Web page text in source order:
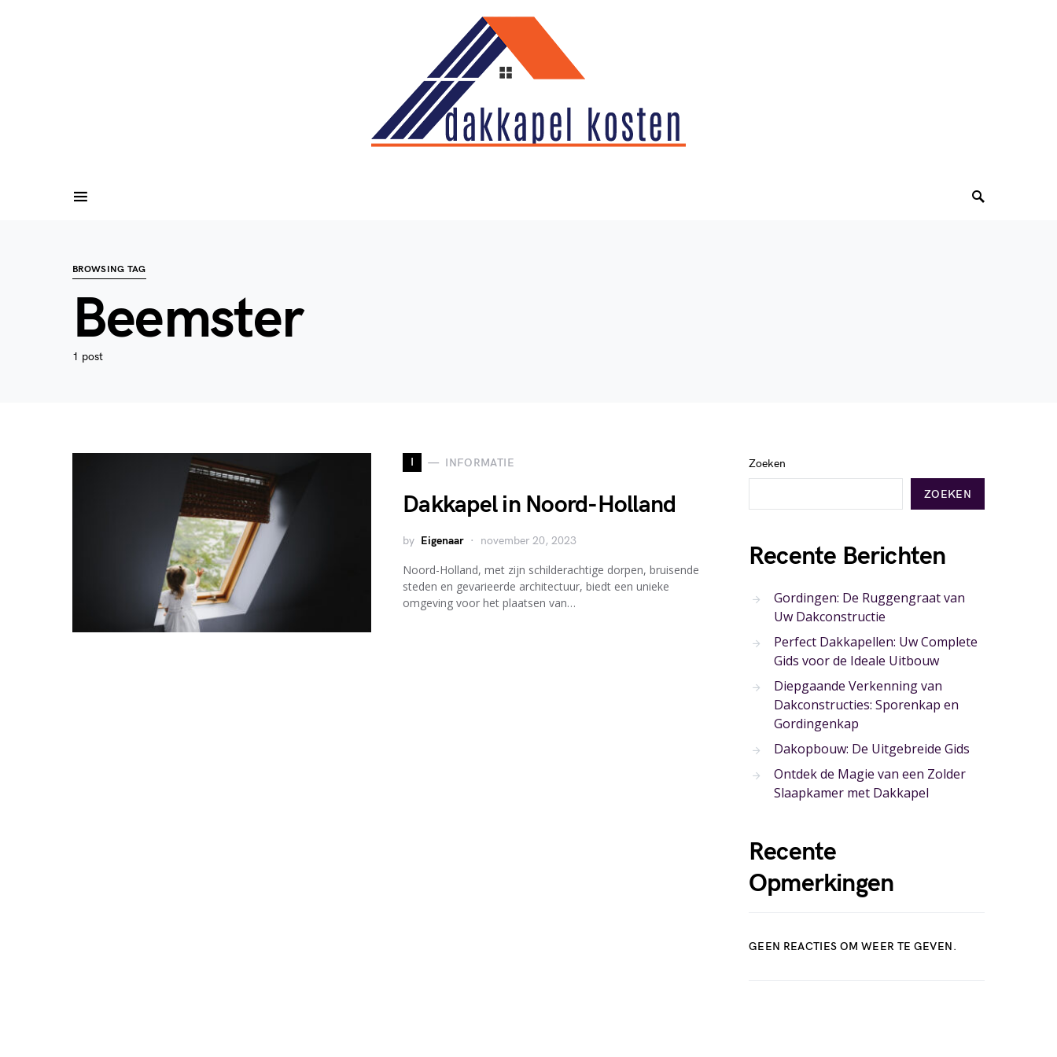
BROWSING TAG
Beemster
1 post
I INFORMATIE
Dakkapel in Noord-Holland
by Eigenaar november 20, 2023
Noord-Holland, met zijn schilderachtige dorpen, bruisende
steden en gevarieerde architectuur, biedt een unieke
omgeving voor het plaatsen van…
Zoeken
ZOEKEN
Recente Berichten
Gordingen: De Ruggengraat van
Uw Dakconstructie
Perfect Dakkapellen: Uw Complete
Gids voor de Ideale Uitbouw
Diepgaande Verkenning van
Dakconstructies: Sporenkap en
Gordingenkap
Dakopbouw: De Uitgebreide Gids
Ontdek de Magie van een Zolder
Slaapkamer met Dakkapel
Recente
Opmerkingen
GEEN REACTIES OM WEER TE GEVEN.